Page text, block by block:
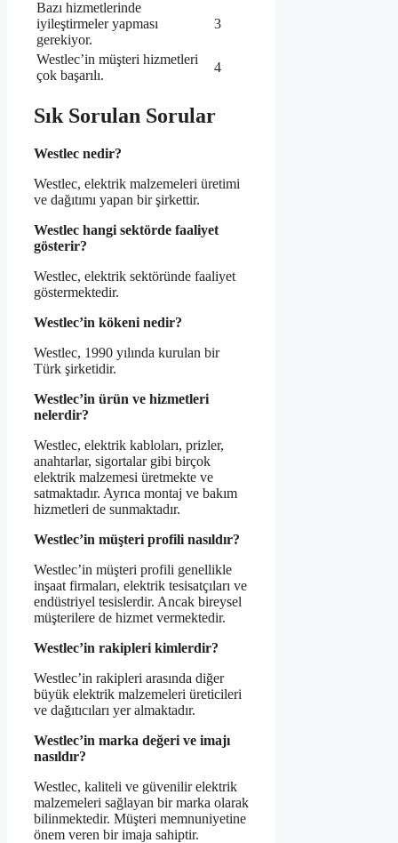
Bazı hizmetlerinde
iyileştirmeler yapması
gerekiyor.
3
Westlec’in müşteri hizmetleri
çok başarılı.
4
Sık Sorulan Sorular
Westlec nedir?
Westlec, elektrik malzemeleri üretimi
ve dağıtımı yapan bir şirkettir.
Westlec hangi sektörde faaliyet
gösterir?
Westlec, elektrik sektöründe faaliyet
göstermektedir.
Westlec’in kökeni nedir?
Westlec, 1990 yılında kurulan bir
Türk şirketidir.
Westlec’in ürün ve hizmetleri
nelerdir?
Westlec, elektrik kabloları, prizler,
anahtarlar, sigortalar gibi birçok
elektrik malzemesi üretmekte ve
satmaktadır. Ayrıca montaj ve bakım
hizmetleri de sunmaktadır.
Westlec’in müşteri profili nasıldır?
Westlec’in müşteri profili genellikle
inşaat firmaları, elektrik tesisatçıları ve
endüstriyel tesislerdir. Ancak bireysel
müşterilere de hizmet vermektedir.
Westlec’in rakipleri kimlerdir?
Westlec’in rakipleri arasında diğer
büyük elektrik malzemeleri üreticileri
ve dağıtıcıları yer almaktadır.
Westlec’in marka değeri ve imajı
nasıldır?
Westlec, kaliteli ve güvenilir elektrik
malzemeleri sağlayan bir marka olarak
bilinmektedir. Müşteri memnuniyetine
önem veren bir imaja sahiptir.